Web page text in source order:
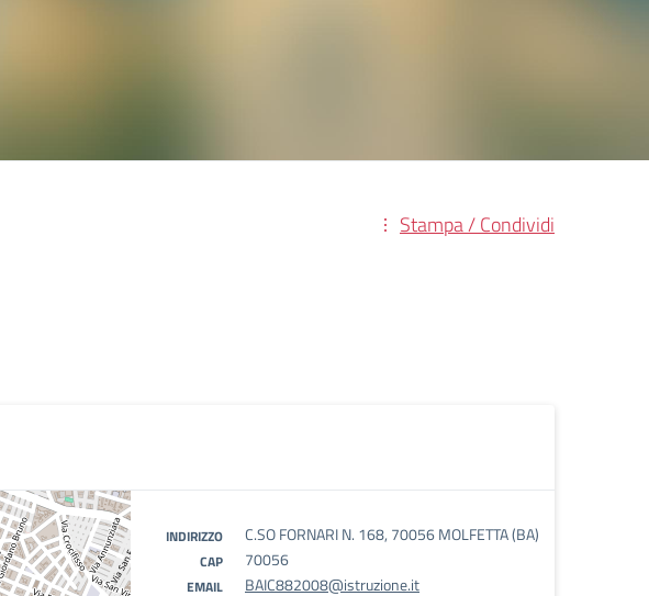
Stampa / Condividi
INDIRIZZO C.SO FORNARI N. 168, 70056 MOLFETTA (BA)
CAP 70056
EMAIL BAIC882008@istruzione.it